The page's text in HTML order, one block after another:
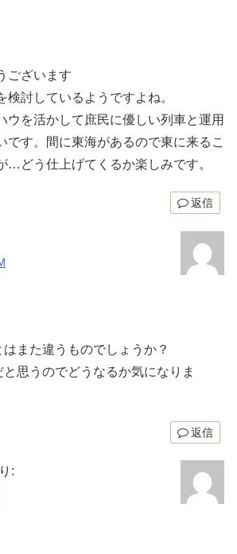
ございます
検討しているようですよね。
ウを活かして庶民に優しい列車と運用
です。間に東海があるので東に来るこ
…どう仕上げてくるか楽しみです。
返信
また違うものでしょうか？
思うのでどうなるか気になりま
返信
: